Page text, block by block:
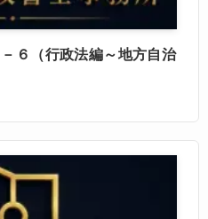
６（行政法編～地方自治